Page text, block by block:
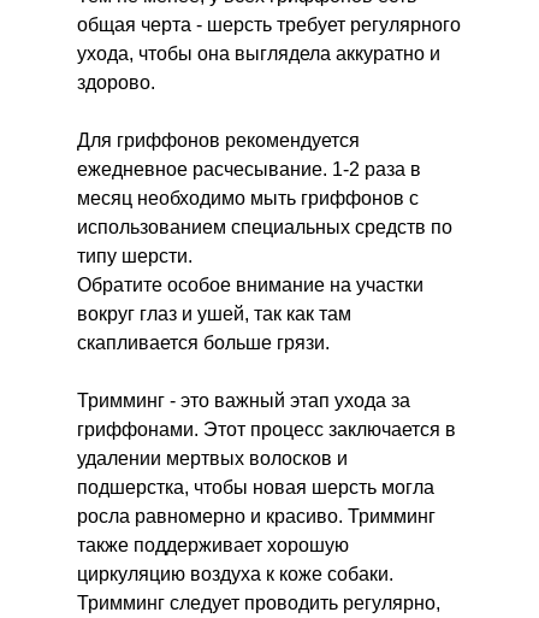
общая черта - шерсть требует регулярного
ухода, чтобы она выглядела аккуратно и
здорово.
Для гриффонов рекомендуется
ежедневное расчесывание. 1-2 раза в
месяц необходимо мыть гриффонов с
использованием специальных средств по
типу шерсти.
Обратите особое внимание на участки
вокруг глаз и ушей, так как там
скапливается больше грязи.
Тримминг - это важный этап ухода за
гриффонами. Этот процесс заключается в
удалении мертвых волосков и
подшерстка, чтобы новая шерсть могла
росла равномерно и красиво. Тримминг
также поддерживает хорошую
циркуляцию воздуха к коже собаки.
Тримминг следует проводить регулярно,